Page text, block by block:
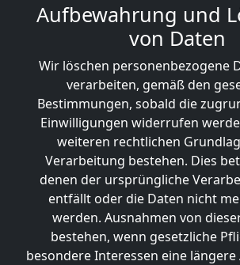
Aufbewahrung und
von Daten
Wir löschen personenbezogene
verarbeiten, gemäß den
Bestimmungen, sobald die
Einwilligungen widerrufen
weiteren rechtlichen
Verarbeitung bestehen. Dies
denen der ursprüngliche
entfällt oder die Daten nicht
werden. Ausnahmen von
bestehen, wenn gesetzliche
besondere Interessen eine